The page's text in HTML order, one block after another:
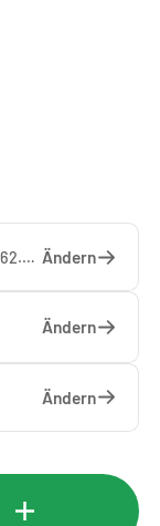
Plattenmaterial | WSRW62-SA — 62.5 x 137 x 1.9 cm Ändern
Ändern
Ändern